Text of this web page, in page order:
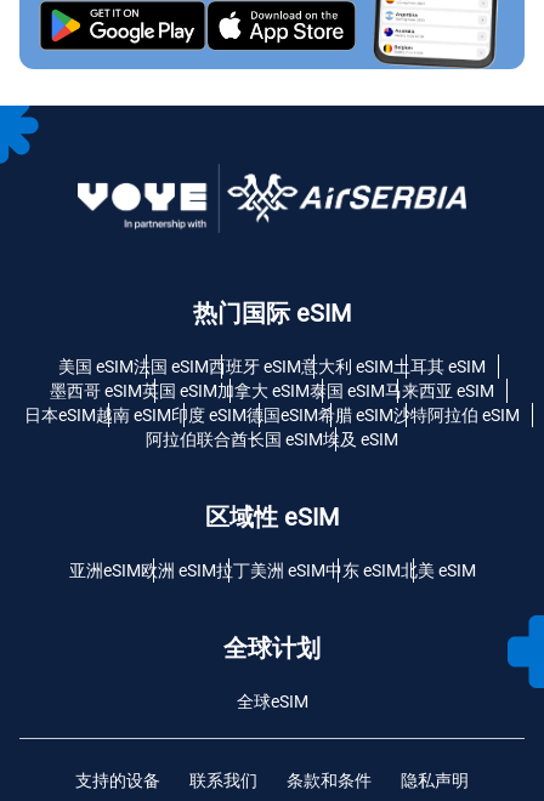
热门国际 eSIM
美国 eSIM法国 eSIM西班牙 eSIM意大利 eSIM土耳其 eSIM
墨西哥 eSIM英国 eSIM加拿大 eSIM泰国 eSIM马来西亚 eSIM
日本eSIM越南 eSIM印度 eSIM德国eSIM希腊 eSIM沙特阿拉伯 eSIM
阿拉伯联合酋长国 eSIM埃及 eSIM
区域性 eSIM
亚洲eSIM欧洲 eSIM拉丁美洲 eSIM中东 eSIM北美 eSIM
全球计划
全球eSIM
支持的设备 联系我们 条款和条件 隐私声明